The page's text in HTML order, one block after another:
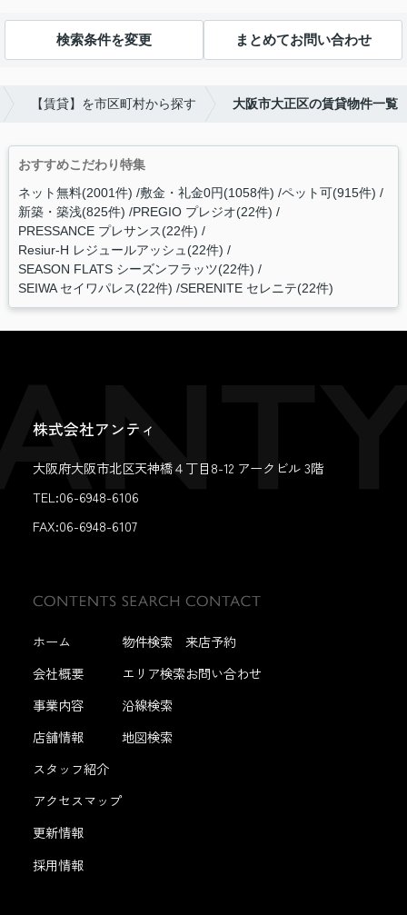
検索条件を変更 まとめてお問い合わせ
【賃貸】を市区町村から探す 大阪市大正区の賃貸物件一覧
おすすめこだわり特集
ネット無料(2001件) 敷金・礼金0円(1058件) ペット可(915件)
新築・築浅(825件) PREGIO プレジオ(22件)
PRESSANCE プレサンス(22件)
Resiur-H レジュールアッシュ(22件)
SEASON FLATS シーズンフラッツ(22件)
SEIWA セイワパレス(22件) SERENITE セレニテ(22件)
株式会社アンティ
大阪府大阪市北区天神橋４丁目8-12 アークビル 3階
TEL:06-6948-6106
FAX:06-6948-6107
ホーム
会社概要
事業内容
店舗情報
スタッフ紹介
アクセスマップ
更新情報
採用情報
物件検索
エリア検索
沿線検索
地図検索
来店予約
お問い合わせ